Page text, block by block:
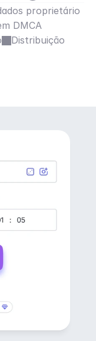
proprietário
DMCA
Distribuição